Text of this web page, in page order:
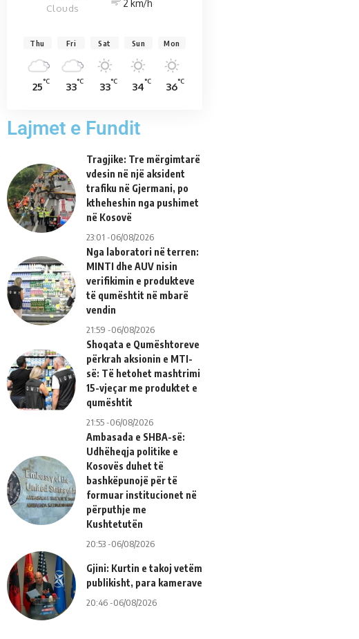
Clouds
2 km/h
Thu
25°C
Fri
33°C
Sat
33°C
Sun
34°C
Mon
36°C
Lajmet e Fundit
Tragjike: Tre mërgimtarë
vdesin në një aksident
trafiku në Gjermani, po
ktheheshin nga pushimet
në Kosovë
23:01 -06/08/2026
Nga laboratori në terren:
MINTI dhe AUV nisin
verifikimin e produkteve
të qumështit në mbarë
vendin
21:59 -06/08/2026
Shoqata e Qumështoreve
përkrah aksionin e MTI-
së: Të hetohet mashtrimi
15-vjeçar me produktet e
qumështit
21:55 -06/08/2026
Ambasada e SHBA-së:
Udhëheqja politike e
Kosovës duhet të
bashkëpunojë për të
formuar institucionet në
përputhje me
Kushtetutën
20:53 -06/08/2026
Gjini: Kurtin e takoj vetëm
publikisht, para kamerave
20:46 -06/08/2026